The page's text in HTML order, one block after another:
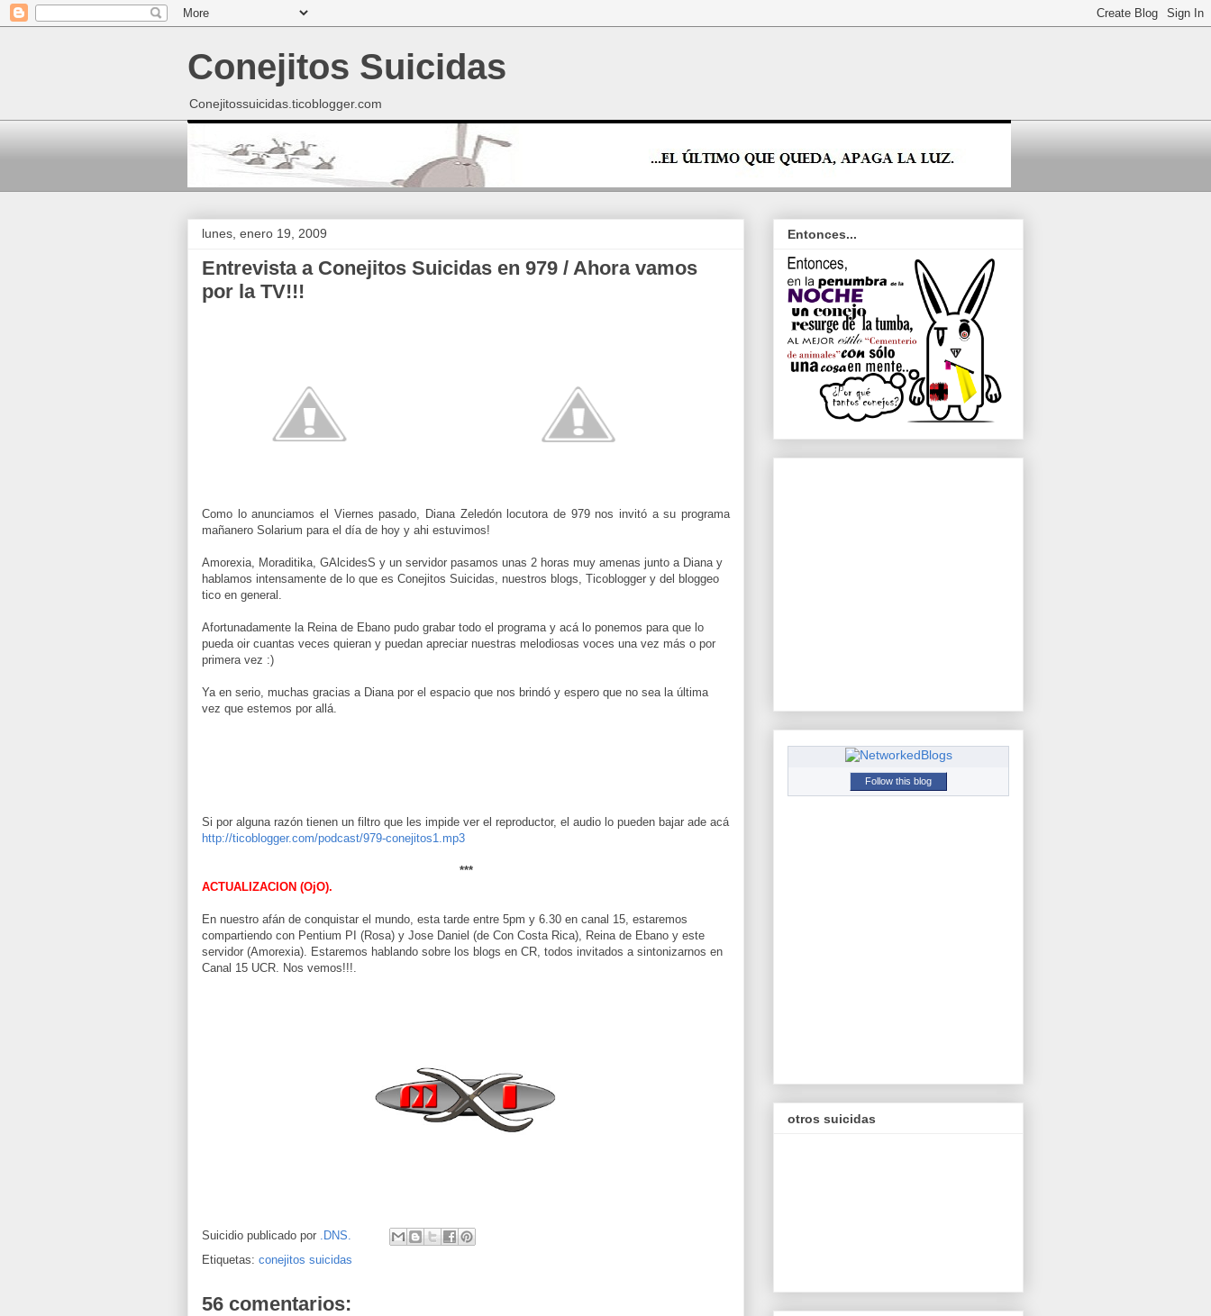
Conejitos Suicidas
Conejitossuicidas.ticoblogger.com
lunes, enero 19, 2009
Entrevista a Conejitos Suicidas en 979 / Ahora vamos
por la TV!!!
Como lo anunciamos el Viernes pasado, Diana Zeledón locutora de 979 nos invitó a su programa
mañanero Solarium para el día de hoy y ahi estuvimos!
Amorexia, Moraditika, GAlcidesS y un servidor pasamos unas 2 horas muy amenas junto a Diana y
hablamos intensamente de lo que es Conejitos Suicidas, nuestros blogs, Ticoblogger y del bloggeo
tico en general.
Afortunadamente la Reina de Ebano pudo grabar todo el programa y acá lo ponemos para que lo
pueda oir cuantas veces quieran y puedan apreciar nuestras melodiosas voces una vez más o por
primera vez :)
Ya en serio, muchas gracias a Diana por el espacio que nos brindó y espero que no sea la última
vez que estemos por allá.
Si por alguna razón tienen un filtro que les impide ver el reproductor, el audio lo pueden bajar ade acá
http://ticoblogger.com/podcast/979-conejitos1.mp3
***
ACTUALIZACION (OjO).
En nuestro afán de conquistar el mundo, esta tarde entre 5pm y 6.30 en canal 15, estaremos
compartiendo con Pentium PI (Rosa) y Jose Daniel (de Con Costa Rica), Reina de Ebano y este
servidor (Amorexia). Estaremos hablando sobre los blogs en CR, todos invitados a sintonizarnos en
Canal 15 UCR. Nos vemos!!!.
Suicidio publicado por .DNS.
Etiquetas: conejitos suicidas
56 comentarios:
Entonces...
Follow this blog
otros suicidas